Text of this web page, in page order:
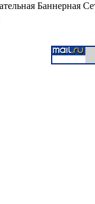
Баннерная